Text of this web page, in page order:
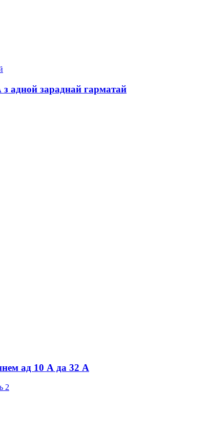
адной зараднай гарматай
ад 10 А да 32 А